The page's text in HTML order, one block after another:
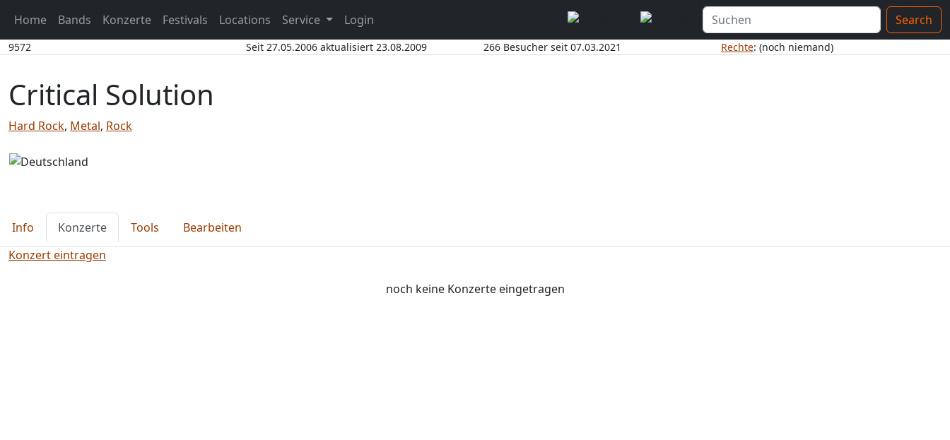
Home Bands Konzerte Festivals Locations Service Login Search
9572 Seit 27.05.2006 aktualisiert 23.08.2009 266 Besucher seit 07.03.2021 Rechte: (noch niemand)
Critical Solution
Hard Rock, Metal, Rock
Info Konzerte Tools
Bearbeiten
Konzert eintragen
noch keine Konzerte eingetragen